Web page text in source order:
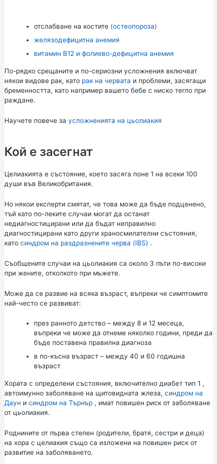
отслабване на костите (остеопороза)
желязодефицитна анемия
витамин В12 и фолиево-дефицитна анемия
По-рядко срещаните и по-сериозни усложнения включват
някои видове рак, като рак на червата и проблеми, засягащи
бременността, като например вашето бебе с ниско тегло при
раждане.
Научете повече за усложненията на цьолиакия
Кой е засегнат
Целиакията е състояние, което засяга поне 1 на всеки 100
души във Великобритания.
Но някои експерти смятат, че това може да бъде подценено,
тъй като по-леките случаи могат да останат
недиагностицирани или да бъдат неправилно
диагностицирани като други храносмилателни състояния,
като синдром на раздразнените черва (IBS) .
Съобщените случаи на цьолиакия са около 3 пъти по-високи
при жените, отколкото при мъжете.
Може да се развие на всяка възраст, въпреки че симптомите
най-често се развиват:
през ранното детство – между 8 и 12 месеца,
въпреки че може да отнеме няколко години, преди да
бъде поставена правилна диагноза
в по-късна възраст – между 40 и 60 годишна
възраст
Хората с определени състояния, включително диабет тип 1 ,
автоимунно заболяване на щитовидната жлеза, синдром на
Даун и синдром на Търнър, имат повишен риск от заболяване
от цьолиакия.
Роднините от първа степен (родители, братя, сестри и деца)
на хора с целиакия също са изложени на повишен риск от
развитие на заболяването.